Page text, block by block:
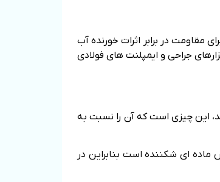
در برابر اثرات خورنده آب
باید اضافه شود. مولیبدن در فولاد ضد زنگ 316 یافت می‌شود و در ابزارهای جراحی و ایمپلنت های فولادی
این چیزی است که آن را نسبت به
ای شکننده است بنابراین در